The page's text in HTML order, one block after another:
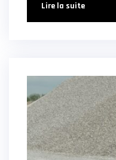
Lire la suite